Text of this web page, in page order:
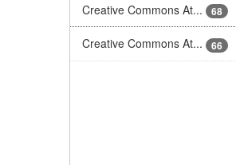
Creative Commons At... 68
Creative Commons At... 66